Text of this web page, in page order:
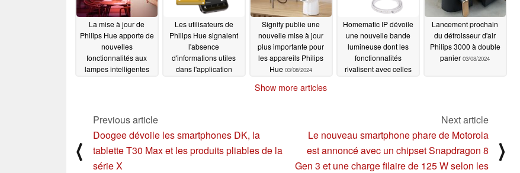
La mise à jour de
Philips Hue apporte de
nouvelles
fonctionnalités aux
lampes intelligentes
Les utilisateurs de
Philips Hue signalent
l'absence
d'informations utiles
dans l'application
Signify publie une
nouvelle mise à jour
plus importante pour
les appareils Philips
Hue 03/08/2024
Homematic IP dévoile
une nouvelle bande
lumineuse dont les
fonctionnalités
rivalisent avec celles
Lancement prochain
du défroisseur d'air
Philips 3000 à double
panier 03/08/2024
Show more articles
⟨
Previous article
Doogee dévoile les smartphones DK, la
tablette T30 Max et les produits pliables de la
série X
Next article
Le nouveau smartphone phare de Motorola
est annoncé avec un chipset Snapdragon 8
Gen 3 et une charge filaire de 125 W selon les
⟩